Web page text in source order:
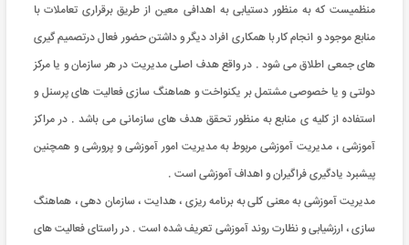
منظمیست که به منظور دستیابی به اهدافی معین از طریق برقراری تعاملات با
منابع موجود و انجام کار با همکاری افراد دیگر و داشتن حضور فعال درتصمیم گیری
های جمعی اطلاق می شود . در واقع هدف اصلی مدیریت در هر سازمان و یا مرکز
دولتی و یا خصوصی مشتمل بر یکنواخت و هماهنگ سازی فعالیت های پرسنل و
استفاده از کلیه ی منابع به منظور تحقق هدف های سازمانی می باشد . در مراکز
آموزشی ، مدیریت آموزشی مربوط به مدیریت امور آموزشی و پرورشی و همچنین
پیشبرد یادگیری فراگیران و اهداف آموزشی است .
مدیریت آموزشی به معنی کلی به برنامه ریزی ، هدایت ، سازمان دهی ، هماهنگ
سازی ، ارزشیابی و نظارت روند آموزشی تعریف شده است . در راستای فعالیت های